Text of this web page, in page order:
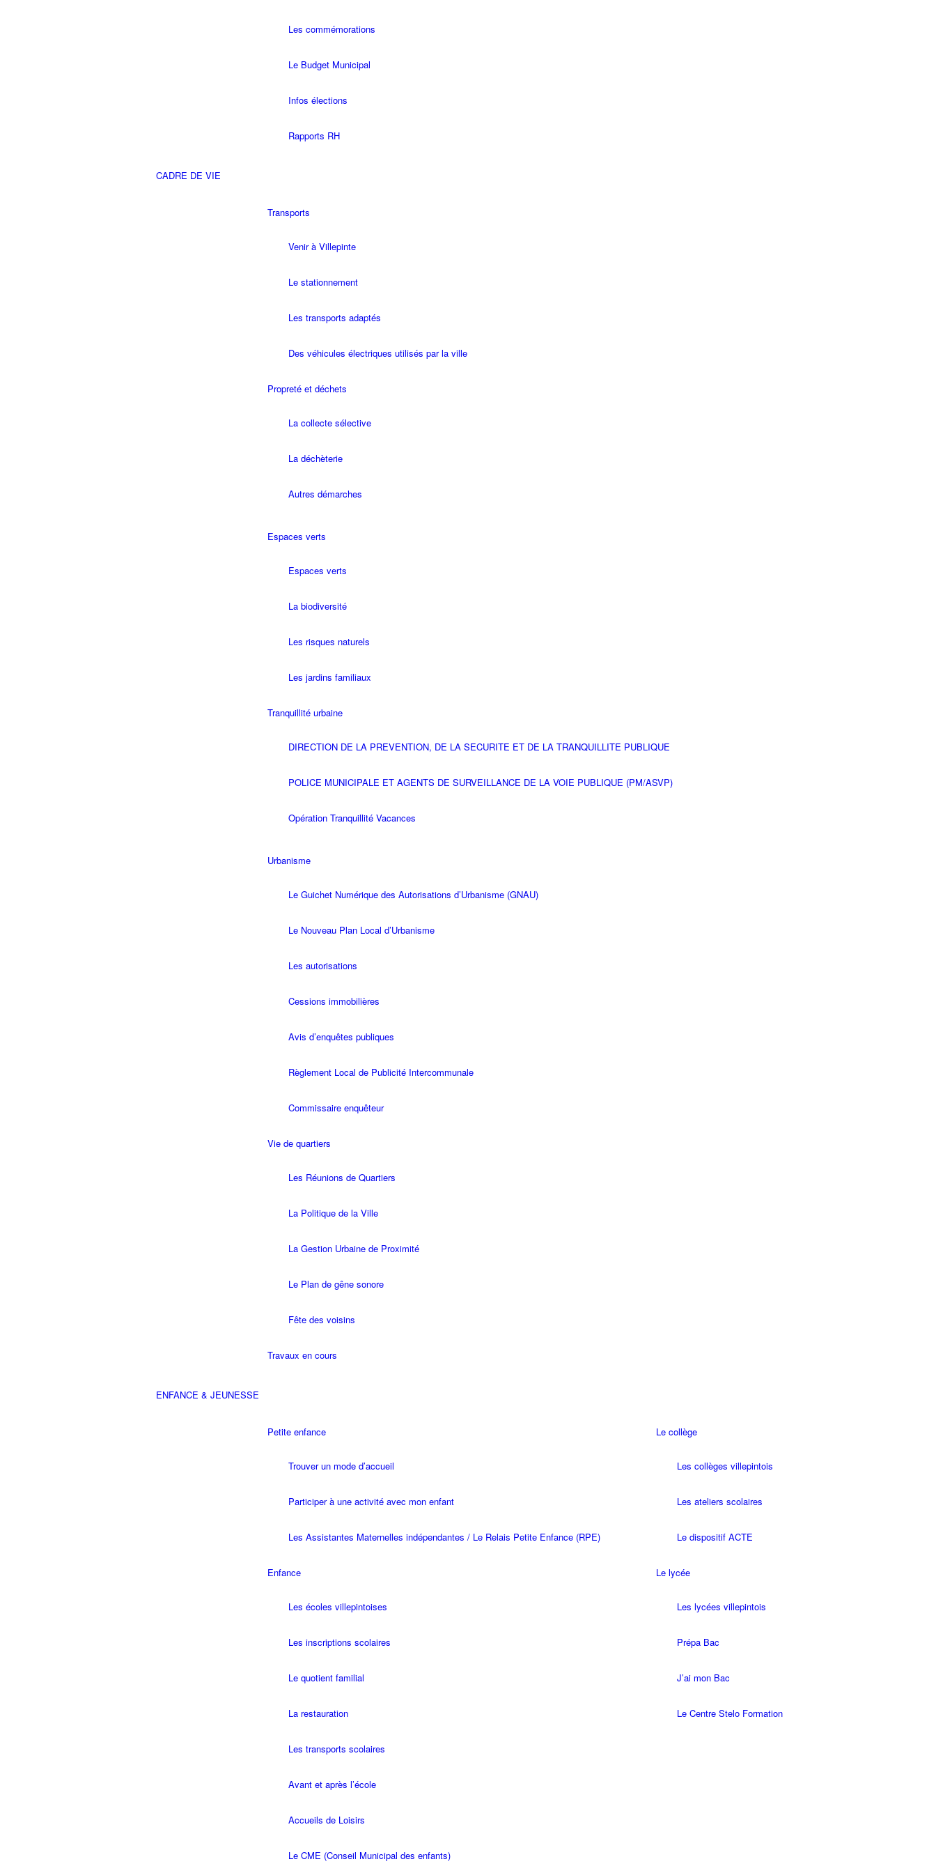
Les commémorations
Le Budget Municipal
Infos élections
Rapports RH
CADRE DE VIE
Transports
Venir à Villepinte
Le stationnement
Les transports adaptés
Des véhicules électriques utilisés par la ville
Propreté et déchets
La collecte sélective
La déchèterie
Autres démarches
Espaces verts
Espaces verts
La biodiversité
Les risques naturels
Les jardins familiaux
Tranquillité urbaine
DIRECTION DE LA PREVENTION, DE LA SECURITE ET DE LA TRANQUILLITE PUBLIQUE
POLICE MUNICIPALE ET AGENTS DE SURVEILLANCE DE LA VOIE PUBLIQUE (PM/ASVP)
Opération Tranquillité Vacances
Urbanisme
Le Guichet Numérique des Autorisations d’Urbanisme (GNAU)
Le Nouveau Plan Local d’Urbanisme
Les autorisations
Cessions immobilières
Avis d’enquêtes publiques
Règlement Local de Publicité Intercommunale
Commissaire enquêteur
Vie de quartiers
Les Réunions de Quartiers
La Politique de la Ville
La Gestion Urbaine de Proximité
Le Plan de gêne sonore
Fête des voisins
Travaux en cours
ENFANCE & JEUNESSE
Petite enfance
Trouver un mode d’accueil
Participer à une activité avec mon enfant
Les Assistantes Maternelles indépendantes / Le Relais Petite Enfance (RPE)
Enfance
Les écoles villepintoises
Les inscriptions scolaires
Le quotient familial
La restauration
Les transports scolaires
Avant et après l’école
Accueils de Loisirs
Le CME (Conseil Municipal des enfants)
Le collège
Les collèges villepintois
Les ateliers scolaires
Le dispositif ACTE
Le lycée
Les lycées villepintois
Prépa Bac
J’ai mon Bac
Le Centre Stelo Formation